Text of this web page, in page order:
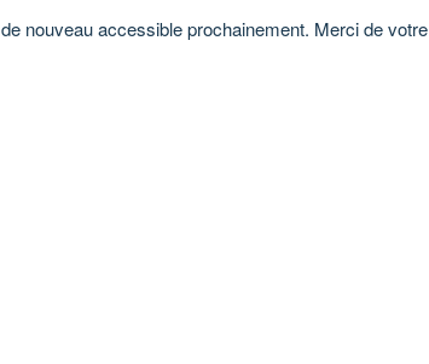
nouveau accessible prochainement. Merci de votre